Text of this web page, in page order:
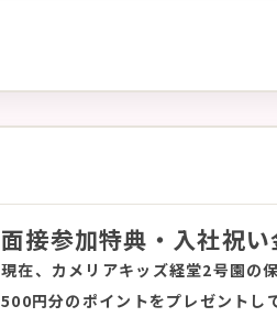
面接参加特典・入社祝
現在、カメリアキッズ経堂2号園の
500円分のポイントをプレゼントし